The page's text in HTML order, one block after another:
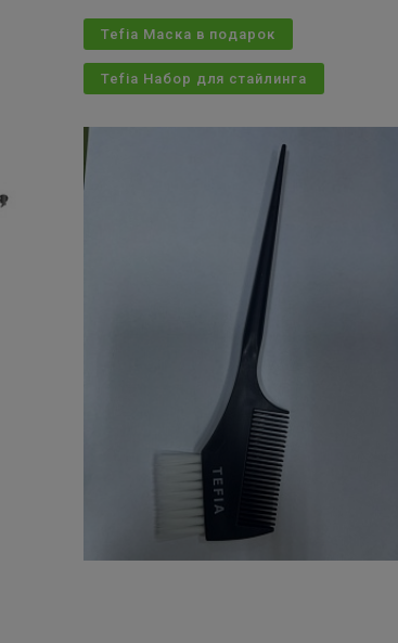
Tefia Маска в подарок
Tefia Набор для стайлинга